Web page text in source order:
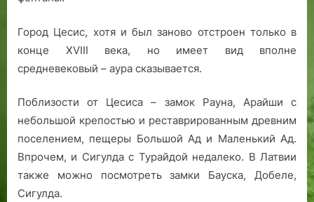
Город Цесис, хотя и был заново отстроен только в
конце XVIII века, но имеет вид вполне
средневековый – аура сказывается.
Поблизости от Цесиса – замок Рауна, Арайши с
небольшой крепостью и реставрированным древним
поселением, пещеры Большой Ад и Маленький Ад.
Впрочем, и Сигулда с Турайдой недалеко. В Латвии
также можно посмотреть замки Бауска, Добеле,
Сигулда.